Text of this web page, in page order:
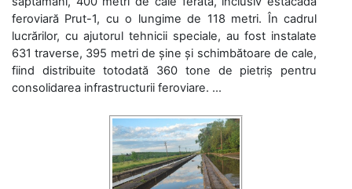
feroviară Prut-1, cu o lungime de 118 metri. În cadrul
lucrărilor, cu ajutorul tehnicii speciale, au fost instalate
631 traverse, 395 metri de șine și schimbătoare de cale,
fiind distribuite totodată 360 tone de pietriș pentru
consolidarea infrastructurii feroviare. ...